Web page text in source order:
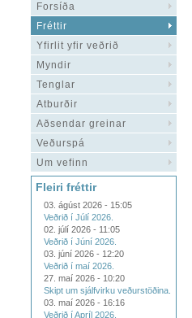
Forsíða
Fréttir
Yfirlit yfir veðrið
Myndir
Tenglar
Atburðir
Aðsendar greinar
Veðurspá
Um vefinn
Fleiri fréttir
03. ágúst 2026 - 15:05
Veðrið í Júlí 2026.
02. júlí 2026 - 11:05
Veðrið í Júní 2026.
03. júní 2026 - 12:20
Veðrið í maí 2026.
27. maí 2026 - 10:20
Skipt um sjálfvirku veðurstöðina.
03. maí 2026 - 16:16
Veðrið í Apríl 2026.